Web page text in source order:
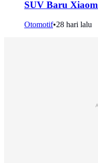
SUV Baru
Otomotif•28 hari lalu